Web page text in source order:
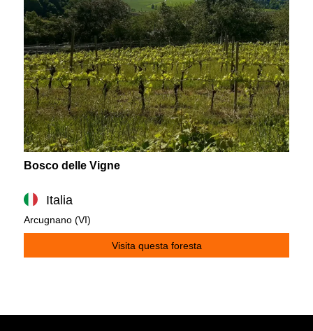
Bosco delle Vigne
Italia
Arcugnano (VI)
Visita questa foresta